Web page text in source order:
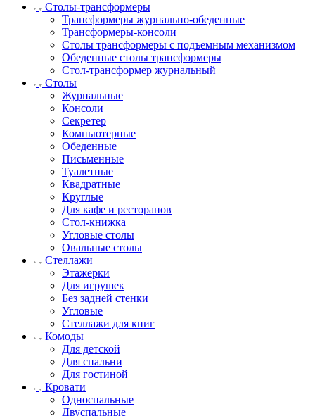
Столы-трансформеры
Трансформеры журнально-обеденные
Трансформеры-консоли
Столы трансформеры с подъемным механизмом
Обеденные столы трансформеры
Стол-трансформер журнальный
Столы
Журнальные
Консоли
Секретер
Компьютерные
Обеденные
Письменные
Туалетные
Квадратные
Круглые
Для кафе и ресторанов
Стол-книжка
Угловые столы
Овальные столы
Стеллажи
Этажерки
Для игрушек
Без задней стенки
Угловые
Стеллажи для книг
Комоды
Для детской
Для спальни
Для гостиной
Кровати
Односпальные
Двуспальные